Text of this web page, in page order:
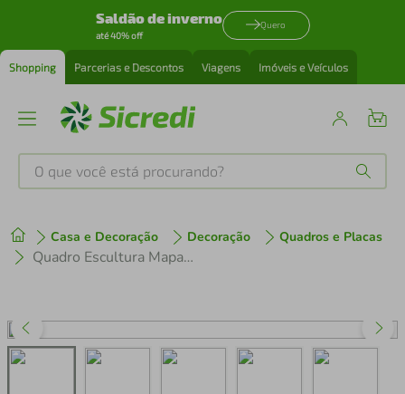
Saldão de inverno
até 40% off
Quero
Shopping Parcerias e Descontos Viagens Imóveis e Veículos
O que você está procurando?
Casa e Decoração Decoração Quadros e Placas
Quadro Escultura Mapa Estado do ES 150x126 Preto
1º tenis
perfume